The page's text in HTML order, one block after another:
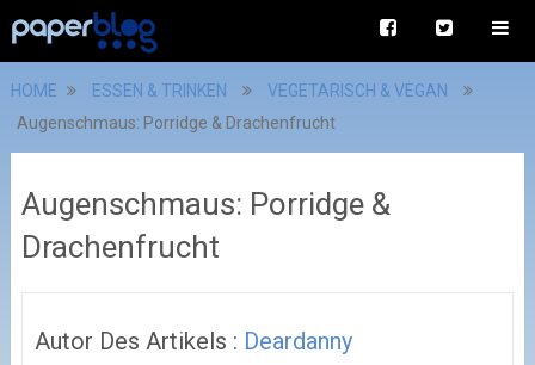
HOME ESSEN & TRINKEN
VEGETARISCH & VEGAN
Augenschmaus: Porridge & Drachenfrucht
Augenschmaus: Porridge &
Drachenfrucht
Autor Des Artikels : Deardanny